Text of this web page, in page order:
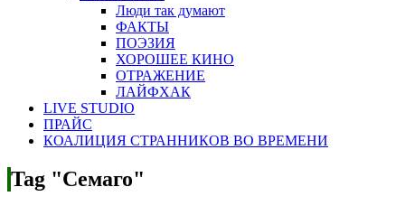
Люди так думают
ФАКТЫ
ПОЭЗИЯ
ХОРОШЕЕ КИНО
ОТРАЖЕНИЕ
ЛАЙФХАК
LIVE STUDIO
ПРАЙС
КОАЛИЦИЯ СТРАННИКОВ ВО ВРЕМЕНИ
Tag "Семаго"